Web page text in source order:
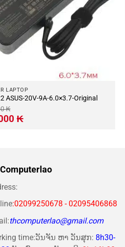
LAPTOP
NBC322 ASUS-20V-9A-6.0×3.7-Original
₭
₭Giá
hiện
:02099250678 - 02095406868
thcomputerlao@gmail.com
time:ວັນຈັນ ຫາ ວັນສຸກ: 8h30-